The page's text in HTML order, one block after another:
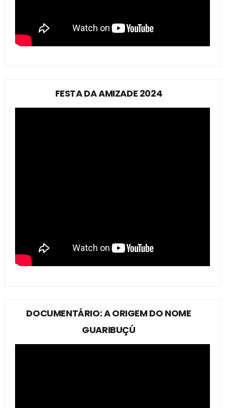
FESTA DA AMIZADE 2024
DOCUMENTÁRIO: A ORIGEM DO NOME
GUARIBUÇÚ